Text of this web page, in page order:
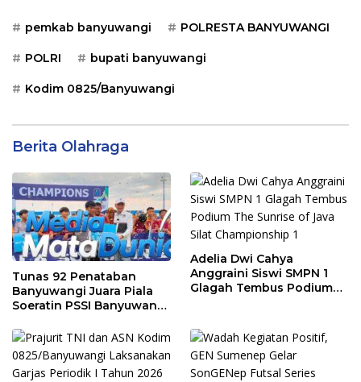
pemkab banyuwangi POLRESTA BANYUWANGI
POLRI bupati banyuwangi
Kodim 0825/Banyuwangi
Berita Olahraga
Tunas 92 Penataban
Banyuwangi Juara Piala
Soeratin PSSI Banyuwangi
Adelia Dwi Cahya
Anggraini Siswi SMPN 1
Glagah Tembus Podium